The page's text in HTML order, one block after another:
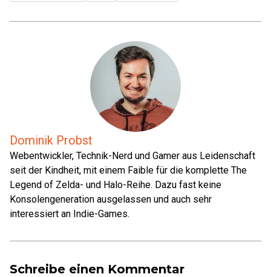
Dominik Probst
Webentwickler, Technik-Nerd und Gamer aus Leidenschaft
seit der Kindheit, mit einem Faible für die komplette The
Legend of Zelda- und Halo-Reihe. Dazu fast keine
Konsolengeneration ausgelassen und auch sehr
interessiert an Indie-Games.
Schreibe einen Kommentar